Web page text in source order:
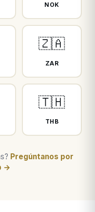
NOK
🇿🇦
ZAR
🇹🇭
THB
Pregúntanos por
→